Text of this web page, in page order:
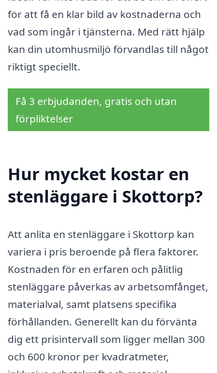
för att få en klar bild av kostnaderna och
vad som ingår i tjänsterna. Med rätt hjälp
kan din utomhusmiljö förvandlas till något
riktigt speciellt.
Få 3 erbjudanden, gratis och utan
förpliktelser
Hur mycket kostar en
stenläggare i Skottorp?
Att anlita en stenläggare i Skottorp kan
variera i pris beroende på flera faktorer.
Kostnaden för en erfaren och pålitlig
stenläggare påverkas av arbetsomfånget,
materialval, samt platsens specifika
förhållanden. Generellt kan du förvänta
dig ett prisintervall som ligger mellan 300
och 600 kronor per kvadratmeter,